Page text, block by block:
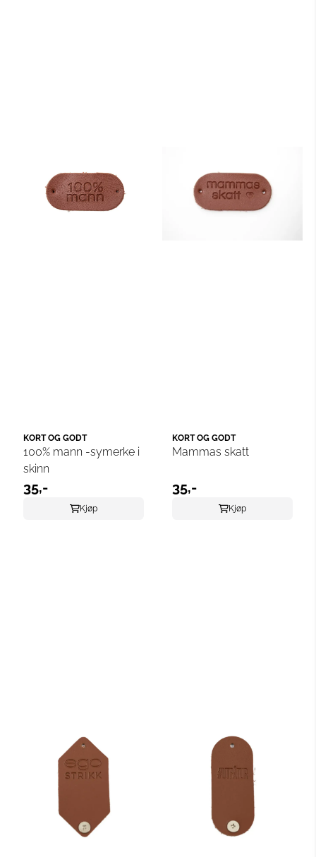
KORT OG GODT
100% mann -symerke i
skinn
35,-
Kjøp
KORT OG GODT
Mammas skatt
35,-
Kjøp